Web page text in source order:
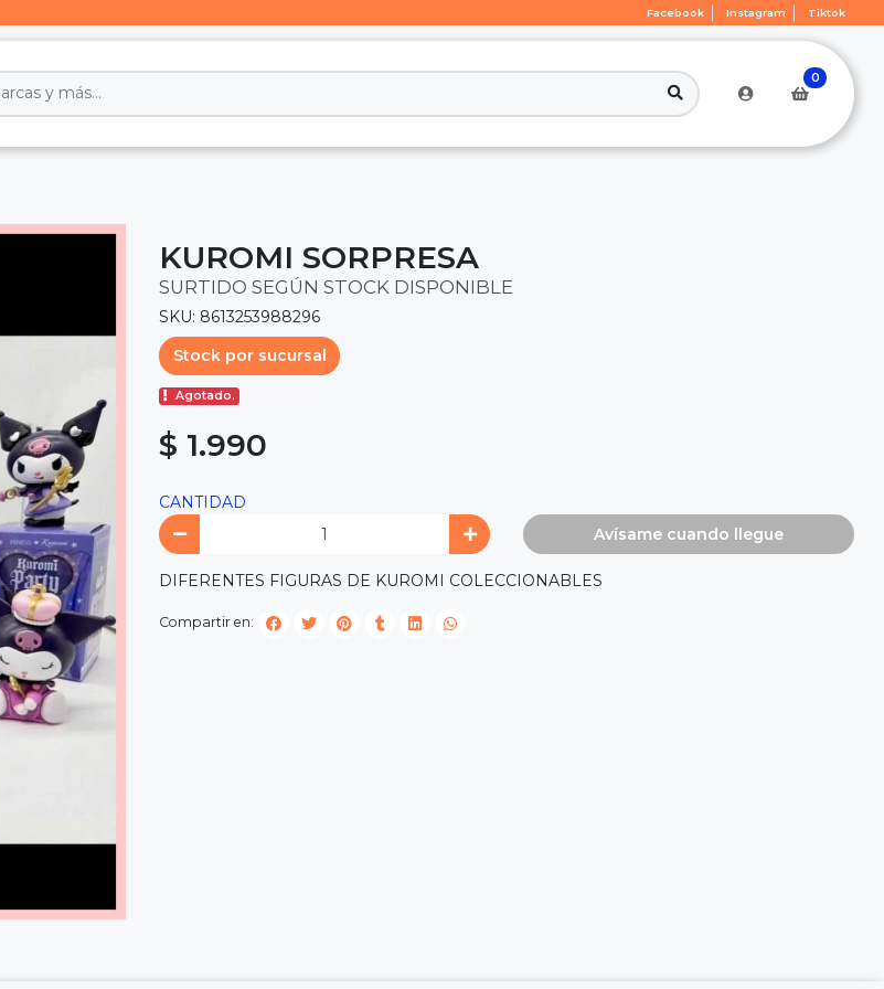
Facebook Instagram Tiktok
0
KUROMI SORPRESA
SURTIDO SEGÚN STOCK DISPONIBLE
SKU: 8613253988296
Stock por sucursal
Agotado.
$ 1.990
CANTIDAD
Avísame cuando llegue
DIFERENTES FIGURAS DE KUROMI COLECCIONABLES
Compartir en: